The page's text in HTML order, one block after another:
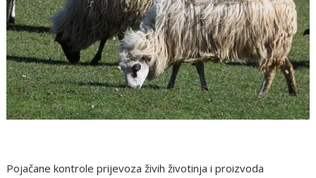
Pojačane kontrole prijevoza živih životinja i proizvoda